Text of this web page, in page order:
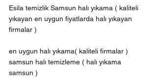
Esila temizlik Samsun halı yıkama ( kaliteli
yıkayan en uygun fiyatlarda halı yıkayan
firmalar )
en uygun halı yıkama( kaliteli firmalar )
samsun halı temizleme ( halı yıkama
samsun )